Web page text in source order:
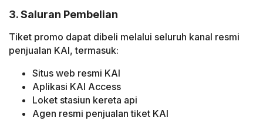
3. Saluran Pembelian
Tiket promo dapat dibeli melalui seluruh kanal resmi
penjualan KAI, termasuk:
Situs web resmi KAI
Aplikasi KAI Access
Loket stasiun kereta api
Agen resmi penjualan tiket KAI